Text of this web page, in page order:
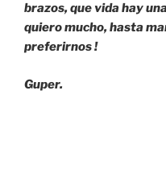
brazos, que vida hay
quiero mucho, hasta
preferirnos !
Guper.